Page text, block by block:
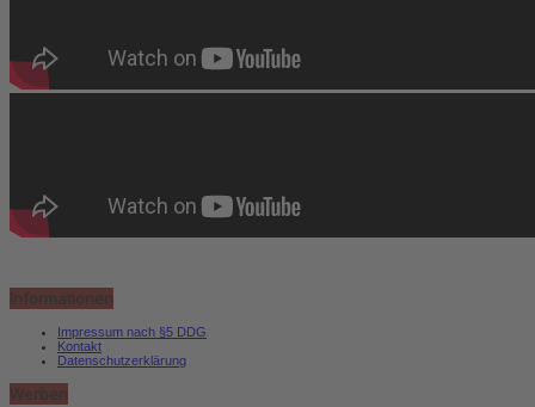
Informationen
Impressum nach §5 DDG
Kontakt
Datenschutzerklärung
Werben